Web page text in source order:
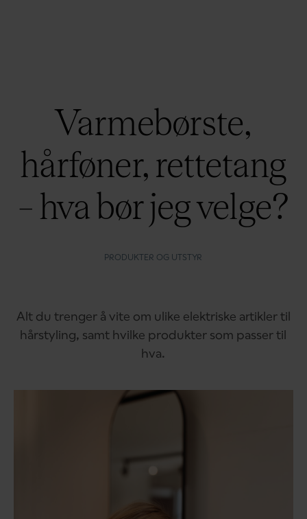
Varmebørste,
hårføner, rettetang
– hva bør jeg velge?
PRODUKTER OG UTSTYR
Alt du trenger å vite om ulike elektriske artikler til
hårstyling, samt hvilke produkter som passer til
hva.